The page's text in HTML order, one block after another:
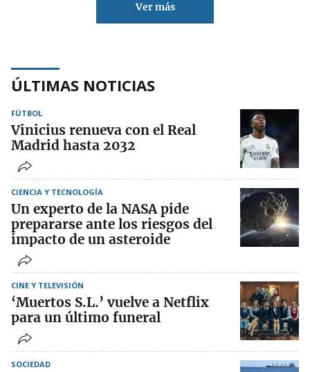
Ver más
ÚLTIMAS NOTICIAS
FÚTBOL
Vinicius renueva con el Real
Madrid hasta 2032
CIENCIA Y TECNOLOGÍA
Un experto de la NASA pide
prepararse ante los riesgos del
impacto de un asteroide
CINE Y TELEVISIÓN
‘Muertos S.L.’ vuelve a Netflix
para un último funeral
SOCIEDAD